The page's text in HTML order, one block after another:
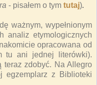
- pisałem o tym tutaj).
ważnym, wypełnionym
analiz etymologicznych
opracowana od
tu ani jednej literówki).
teraz zdobyć. Na Allegro
egzemplarz z Biblioteki